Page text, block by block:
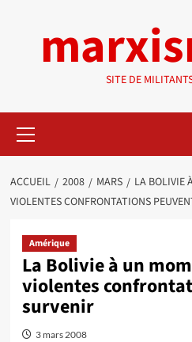
SITE DE
principal
ACCUEIL 2008 MARS
LA BOLIVIE
VIOLENTES CONFRONTATIONS
Amérique
La Bolivie à un
violentes
survenir
3 mars 2008